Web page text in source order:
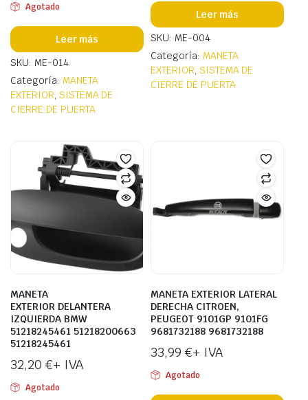
Agotado
Leer más
SKU: ME-014
Categoría: MANETA
EXTERIOR, SISTEMA DE
CIERRE DE PUERTA
Leer más
SKU: ME-004
Categoría: MANETA
EXTERIOR, SISTEMA DE
CIERRE DE PUERTA
MANETA
EXTERIOR DELANTERA
IZQUIERDA BMW
51218245461 51218200663
51218245461
32,20 €+ IVA
Agotado
MANETA EXTERIOR LATERAL
DERECHA CITROEN,
PEUGEOT 9101GP 9101FG
9681732188 9681732188
33,99 €+ IVA
Agotado